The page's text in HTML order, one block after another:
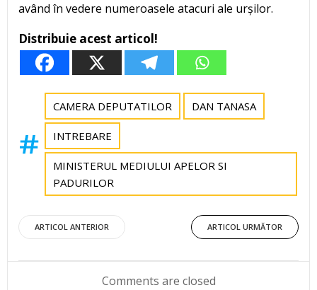
având în vedere numeroasele atacuri ale urșilor.
Distribuie acest articol!
CAMERA DEPUTATILOR DAN TANASA
INTREBARE
MINISTERUL MEDIULUI APELOR SI
PADURILOR
Post
navigation
ARTICOL ANTERIOR
Post
navigation
ARTICOL URMĂTOR
Comments are closed